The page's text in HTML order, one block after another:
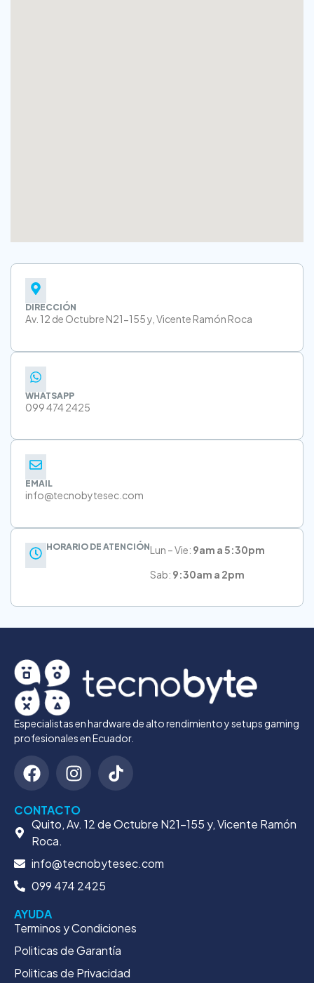
DIRECCIÓN
Av. 12 de Octubre N21-155 y, Vicente Ramón Roca
WHATSAPP
099 474 2425
EMAIL
info@tecnobytesec.com
HORARIO DE ATENCIÓNLun – Vie: 9am a 5:30pm
Sab: 9:30am a 2pm
Especialistas en hardware de alto rendimiento y setups gaming
profesionales en Ecuador.
CONTACTO
Quito, Av. 12 de Octubre N21-155 y, Vicente Ramón
Roca.
info@tecnobytesec.com
099 474 2425
AYUDA
Terminos y Condiciones
Politicas de Garantía
Politicas de Privacidad